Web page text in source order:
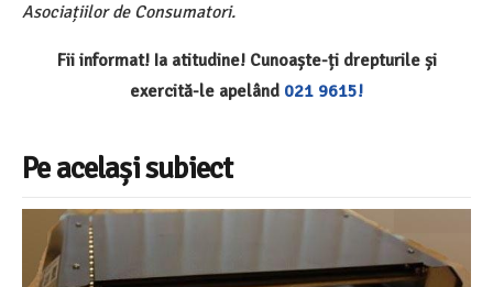
Asociațiilor de Consumatori.
Fii informat! Ia atitudine! Cunoaște-ți drepturile și
exercită-le apelând 021 9615!
Pe același subiect